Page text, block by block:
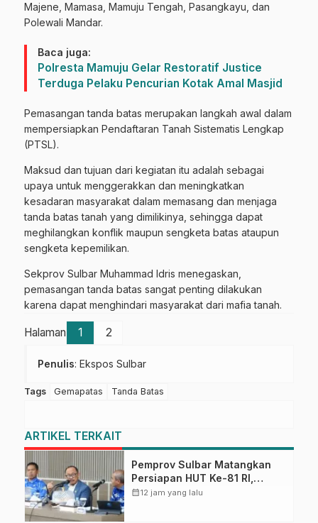
Majene, Mamasa, Mamuju Tengah, Pasangkayu, dan
Polewali Mandar.
Baca juga:
Polresta Mamuju Gelar Restoratif Justice
Terduga Pelaku Pencurian Kotak Amal Masjid
Pemasangan tanda batas merupakan langkah awal dalam
mempersiapkan Pendaftaran Tanah Sistematis Lengkap
(PTSL).
Maksud dan tujuan dari kegiatan itu adalah sebagai
upaya untuk menggerakkan dan meningkatkan
kesadaran masyarakat dalam memasang dan menjaga
tanda batas tanah yang dimilikinya, sehingga dapat
meghilangkan konflik maupun sengketa batas ataupun
sengketa kepemilikan.
Sekprov Sulbar Muhammad Idris menegaskan,
pemasangan tanda batas sangat penting dilakukan
karena dapat menghindari masyarakat dari mafia tanah.
Halaman 1 2
Penulis: Ekspos Sulbar
Tags Gemapatas Tanda Batas
ARTIKEL TERKAIT
Pemprov Sulbar Matangkan
Persiapan HUT Ke-81 RI,
Puncak Upacara di Lapangan
calendar_month12 jam yang lalu